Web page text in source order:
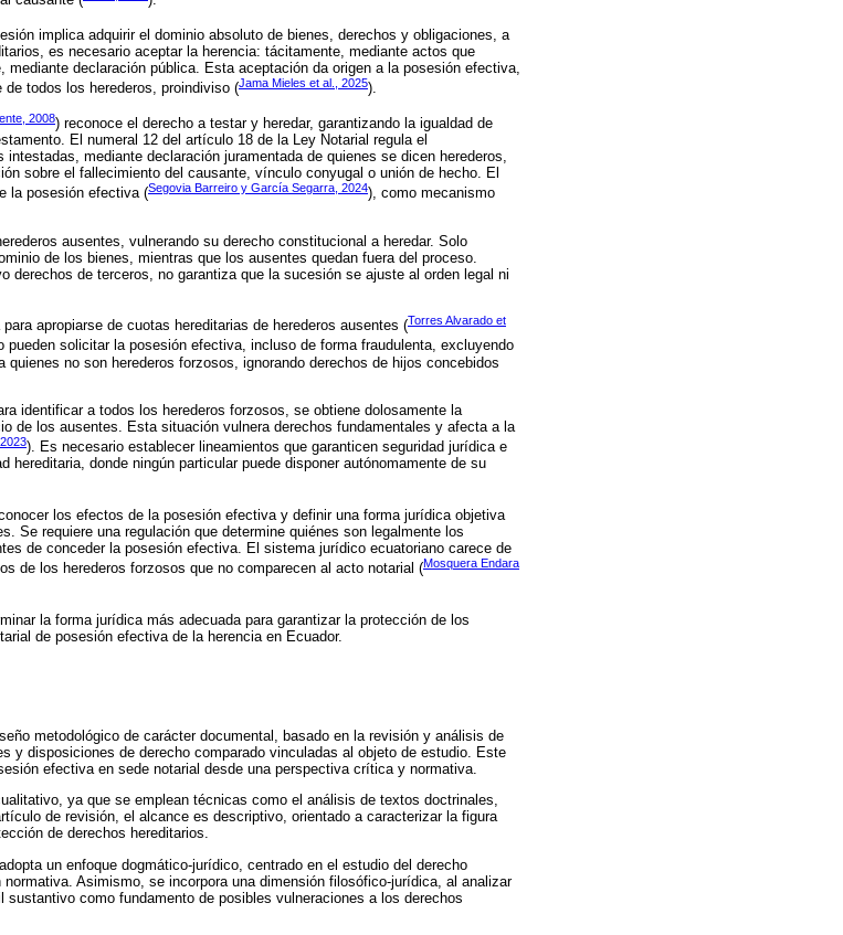
implica adquirir el dominio absoluto de bienes, derechos y obligaciones, a
es necesario aceptar la herencia: tácitamente, mediante actos que
mediante declaración pública. Esta aceptación da origen a la posesión efectiva,
todos los herederos, proindiviso (Jama Mieles et al., 2025).
2008) reconoce el derecho a testar y heredar, garantizando la igualdad de
El numeral 12 del artículo 18 de la Ley Notarial regula el
mediante declaración juramentada de quienes se dicen herederos,
sobre el fallecimiento del causante, vínculo conyugal o unión de hecho. El
la posesión efectiva (Segovia Barreiro y García Segarra, 2024), como mecanismo
ausentes, vulnerando su derecho constitucional a heredar. Solo
de los bienes, mientras que los ausentes quedan fuera del proceso.
derechos de terceros, no garantiza que la sucesión se ajuste al orden legal ni
apropiarse de cuotas hereditarias de herederos ausentes (Torres Alvarado et
pueden solicitar la posesión efectiva, incluso de forma fraudulenta, excluyendo
no son herederos forzosos, ignorando derechos de hijos concebidos
identificar a todos los herederos forzosos, se obtiene dolosamente la
de los ausentes. Esta situación vulnera derechos fundamentales y afecta a la
). Es necesario establecer lineamientos que garanticen seguridad jurídica e
hereditaria, donde ningún particular puede disponer autónomamente de su
los efectos de la posesión efectiva y definir una forma jurídica objetiva
Se requiere una regulación que determine quiénes son legalmente los
de conceder la posesión efectiva. El sistema jurídico ecuatoriano carece de
de los herederos forzosos que no comparecen al acto notarial (Mosquera Endara
la forma jurídica más adecuada para garantizar la protección de los
de posesión efectiva de la herencia en Ecuador.
metodológico de carácter documental, basado en la revisión y análisis de
y disposiciones de derecho comparado vinculadas al objeto de estudio. Este
efectiva en sede notarial desde una perspectiva crítica y normativa.
ya que se emplean técnicas como el análisis de textos doctrinales,
de revisión, el alcance es descriptivo, orientado a caracterizar la figura
de derechos hereditarios.
un enfoque dogmático-jurídico, centrado en el estudio del derecho
Asimismo, se incorpora una dimensión filosófico-jurídica, al analizar
como fundamento de posibles vulneraciones a los derechos